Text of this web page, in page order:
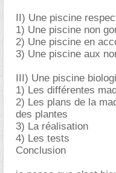
II) Une piscine
1) Une piscine non
2) Une piscine en
3) Une piscine aux
III) Une piscine
1) Les différentes
2) Les plans de la
des plantes
3) La réalisation
4) Les tests
Conclusion